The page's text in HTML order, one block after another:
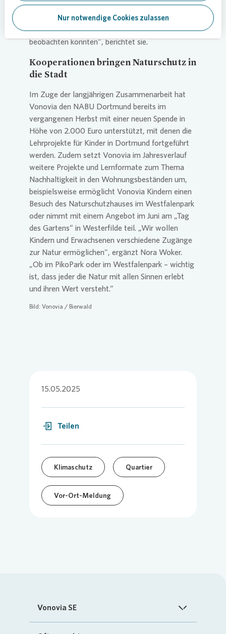
Nur notwendige Cookies zulassen
für Insekten nach dem Winter so lebenswichtig
sind. Besonders begeistert waren die Kinder, als
sie verschiedene Insekten unter der Becherlupe
beobachten konnten“, berichtet sie.
Kooperationen bringen Naturschutz in
die Stadt
Im Zuge der langjährigen Zusammenarbeit hat
Vonovia den NABU Dortmund bereits im
vergangenen Herbst mit einer neuen Spende in
Höhe von 2.000 Euro unterstützt, mit denen die
Lehrprojekte für Kinder in Dortmund fortgeführt
werden. Zudem setzt Vonovia im Jahresverlauf
weitere Projekte und Lernformate zum Thema
Nachhaltigkeit in den Wohnungsbeständen um,
beispielsweise ermöglicht Vonovia Kindern einen
Besuch des Naturschutzhauses im Westfalenpark
oder nimmt mit einem Angebot im Juni am „Tag
des Gartens“ in Westerfilde teil. „Wir wollen
Kindern und Erwachsenen verschiedene Zugänge
zur Natur ermöglichen", ergänzt Nora Woker.
„Ob im PikoPark oder im Westfalenpark – wichtig
ist, dass jeder die Natur mit allen Sinnen erlebt
und ihren Wert versteht.“
Bild: Vonovia / Bierwald
15.05.2025
Teilen
Klimaschutz Quartier
Vor-Ort-Meldung
Vonovia SE
Startseite